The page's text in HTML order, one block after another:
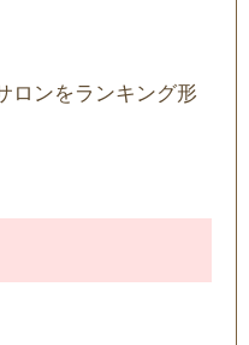
ロンをランキング形